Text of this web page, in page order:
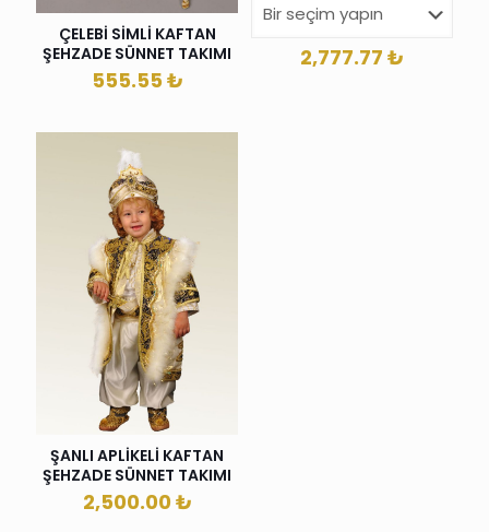
ÇELEBİ SİMLİ KAFTAN
ŞEHZADE SÜNNET TAKIMI
555.55 ₺
2,777.77 ₺
ŞANLI APLİKELİ KAFTAN
ŞEHZADE SÜNNET TAKIMI
2,500.00₺